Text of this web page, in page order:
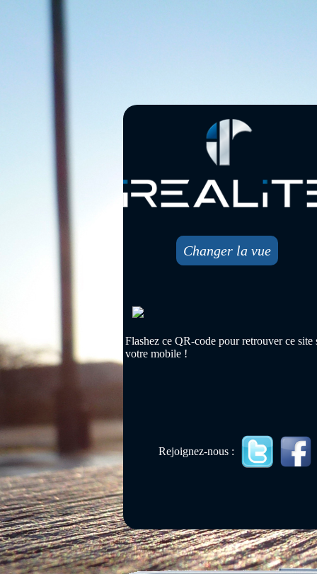
Changer la vue
Flashez ce QR-code pour retrouver ce site
votre mobile !
Rejoignez-nous :